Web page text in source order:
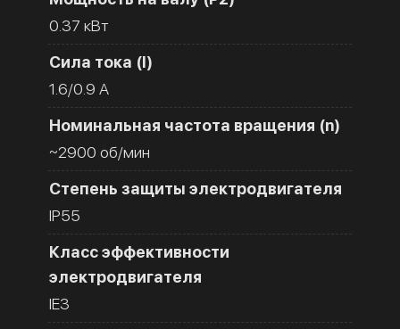
0.37 кВт
Сила тока (I)
1.6/0.9 A
Номинальная частота вращения (n)
~2900 об/мин
Степень защиты электродвигателя
IP55
Класс эффективности
электродвигателя
IE3